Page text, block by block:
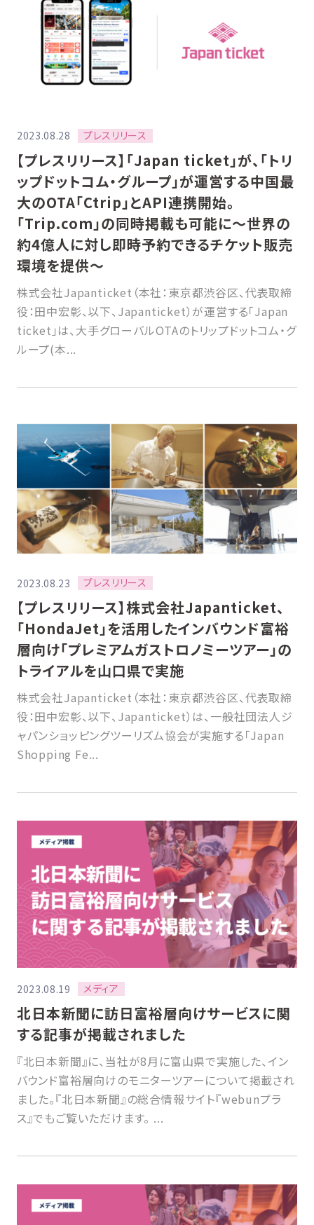
2023.08.28 プレスリリース
【プレスリリース】「Japan ticket」が、「トリ
ップドットコム・グループ」が運営する中国最
大のOTA「Ctrip」とAPI連携開始。
「Trip.com」の同時掲載も可能に〜世界の
約4億人に対し即時予約できるチケット販売
環境を提供〜
株式会社Japanticket（本社：東京都渋谷区、代表取締
役：田中宏彰、以下、Japanticket）が運営する「Japan
ticket」は、大手グローバルOTAのトリップドットコム・グ
ループ(本...
2023.08.23 プレスリリース
【プレスリリース】株式会社Japanticket、
「HondaJet」を活用したインバウンド富裕
層向け「プレミアムガストロノミーツアー」の
トライアルを山口県で実施
株式会社Japanticket（本社：東京都渋谷区、代表取締
役：田中宏彰、以下、Japanticket）は、一般社団法人ジ
ャパンショッピングツーリズム協会が実施する「Japan
Shopping Fe...
2023.08.19 メディア
北日本新聞に訪日富裕層向けサービスに関
する記事が掲載されました
『北日本新聞』に、当社が8月に富山県で実施した、イン
バウンド富裕層向けのモニターツアーについて掲載され
ました。『北日本新聞』の総合情報サイト『webunプラ
ス』でもご覧いただけます。 ...